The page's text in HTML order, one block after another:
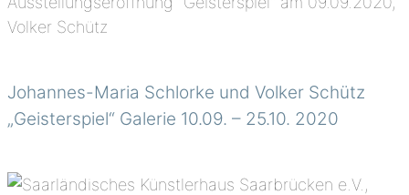
Johannes-Maria Schlorke und Volker Schütz
„Geisterspiel“ Galerie 10.09. – 25.10. 2020